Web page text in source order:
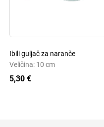
Ibili guljač za naranče
Veličina: 10 cm
5,30 €